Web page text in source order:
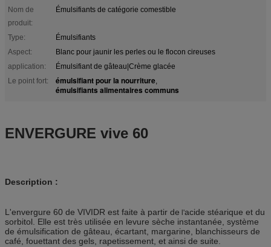
Nom de
produit:
Émulsifiants de catégorie comestible
Type:
Émulsifiants
Aspect:
Blanc pour jaunir les perles ou le flocon cireuses
application:
Émulsifiant de gâteau|Crème glacée
Le point fort:
émulsifiant pour la nourriture,
émulsifiants alimentaires communs
ENVERGURE vive 60
Description :
L'envergure 60 de VIVIDR est faite à partir de l'acide stéarique et du
sorbitol. Elle est très utilisée en levure sèche instantanée, système
de émulsification de gâteau, écartant, margarine, blanchisseurs de
café, fouettant des gels, rapetissement, et ainsi de suite.